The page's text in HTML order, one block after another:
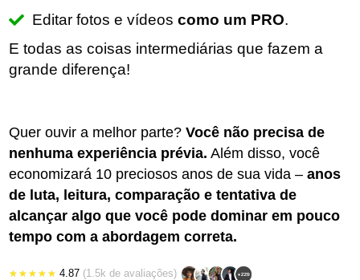
Editar fotos e vídeos como um PRO.
E todas as coisas intermediárias que fazem a
grande diferença!
Quer ouvir a melhor parte?Você não precisa de
nenhuma experiência prévia. Além disso, você
economizará 10 preciosos anos de sua vida –anos
de luta, leitura, comparação e tentativa de
alcançar algo que você pode dominar em pouco
tempo com a abordagem correta.
★ ★ ★ ★ ★ 4.87 (1.5k de avaliações)